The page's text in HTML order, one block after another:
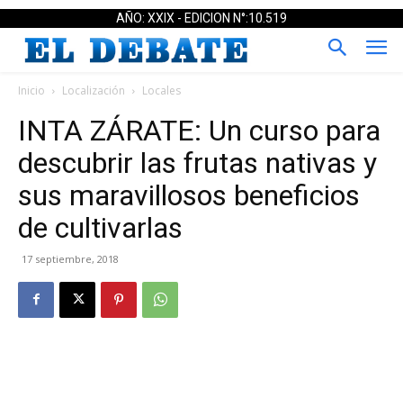
AÑO: XXIX - EDICION N°:10.519
Inicio Localización Locales
INTA ZÁRATE: Un curso para
descubrir las frutas nativas y
sus maravillosos beneficios
de cultivarlas
17 septiembre, 2018